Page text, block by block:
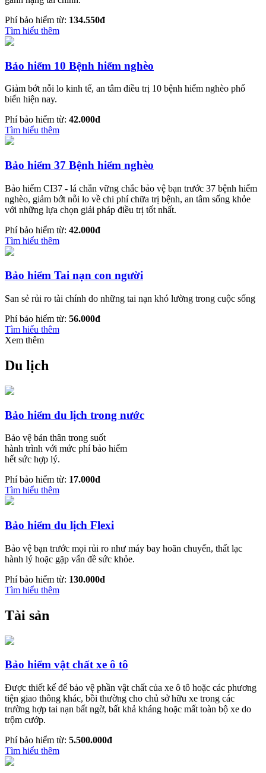
Phí bảo hiểm từ: 134.550đ
Tìm hiểu thêm
Bảo hiểm 10 Bệnh hiểm nghèo
Giảm bớt nỗi lo kinh tế, an tâm điều trị 10 bệnh hiểm nghèo phổ
biến hiện nay.
Phí bảo hiểm từ: 42.000đ
Tìm hiểu thêm
Bảo hiểm 37 Bệnh hiểm nghèo
Bảo hiểm CI37 - lá chắn vững chắc bảo vệ bạn trước 37 bệnh hiểm
nghèo, giảm bớt nỗi lo về chi phí chữa trị bệnh, an tâm sống khỏe
với những lựa chọn giải pháp điều trị tốt nhất.
Phí bảo hiểm từ: 42.000đ
Tìm hiểu thêm
Bảo hiểm Tai nạn con người
San sẻ rủi ro tài chính do những tai nạn khó lường trong cuộc sống
Phí bảo hiểm từ: 56.000đ
Tìm hiểu thêm
Xem thêm
Du lịch
Bảo hiểm du lịch trong nước
Bảo vệ bản thân trong suốt
hành trình với mức phí bảo hiểm
hết sức hợp lý.
Phí bảo hiểm từ: 17.000đ
Tìm hiểu thêm
Bảo hiểm du lịch Flexi
Bảo vệ bạn trước mọi rủi ro như máy bay hoãn chuyến, thất lạc
hành lý hoặc gặp vấn đề sức khỏe.
Phí bảo hiểm từ: 130.000đ
Tìm hiểu thêm
Tài sản
Bảo hiểm vật chất xe ô tô
Được thiết kế để bảo vệ phần vật chất của xe ô tô hoặc các phương
tiện giao thông khác, bồi thường cho chủ sở hữu xe trong các
trường hợp tai nạn bất ngờ, bất khả kháng hoặc mất toàn bộ xe do
trộm cướp.
Phí bảo hiểm từ: 5.500.000đ
Tìm hiểu thêm